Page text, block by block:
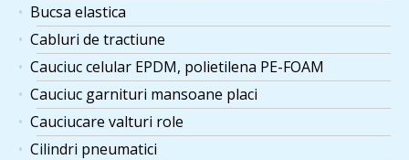
Bucsa elastica
Cabluri de tractiune
Cauciuc celular EPDM, polietilena PE-FOAM
Cauciuc garnituri mansoane placi
Cauciucare valturi role
Cilindri pneumatici